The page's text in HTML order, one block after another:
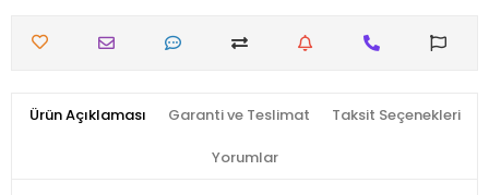
Ürün Açıklaması Garanti ve Teslimat Taksit Seçenekleri
Yorumlar